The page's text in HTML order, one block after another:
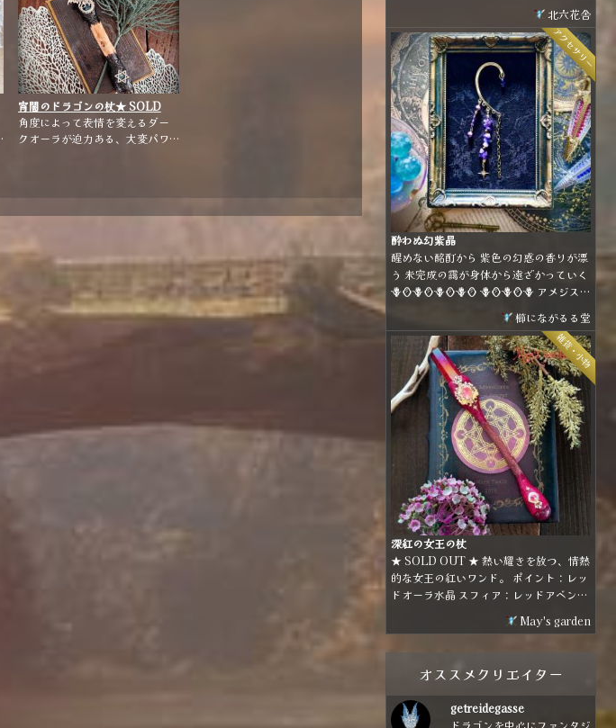
宵闇のドラゴンの杖★ SOLD
OUT ★【雑貨・小物】
角度によって表情を変えるダー
クオーラが迫力ある、大変パワ
に強い願いなら 月はその願いを叶えてく
れるでしょう
北六花舎
酔わぬ幻紫晶
醒めない酩酊から 紫色の幻惑の香りが漂
う 未完成の靄が身体から遠ざかっていく
🪻🪞🪻🪞🪻🪞🪻🪞 🪻🪞🪻🪞🪻 アメジスト
パープルとゴールドの組み合わせで煌び
やかな雰囲気に仕上げました。
アクセサリー
櫛にながるる堂
深紅の女王の杖
★ SOLD OUT ★ 熱い耀きを放つ、情熱
的な女王の紅いワンド。 ポイント：レッ
ドオーラ水晶 スフィア：レッドアベンチ
雑貨・小物
May's garden
オススメクリエイター
getreidegasse
ドラゴンを中心にファンタジ